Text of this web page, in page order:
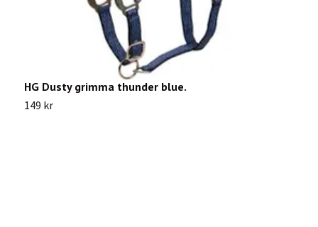
HG Dusty grimma thunder blue.
149 kr